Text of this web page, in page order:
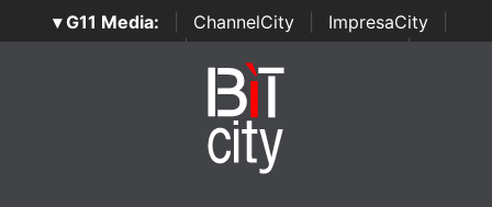
▾ G11 Media: ChannelCity ImpresaCity
SecurityOpenLab | Italian Channel Awards | Italian
Italian Security Awards